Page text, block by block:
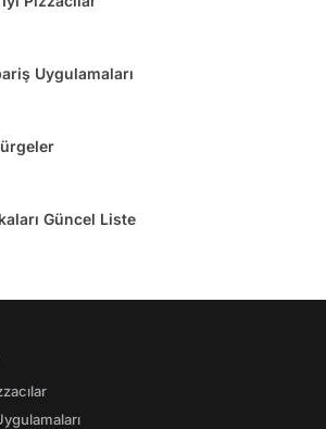
Uygulamaları
Güncel Liste